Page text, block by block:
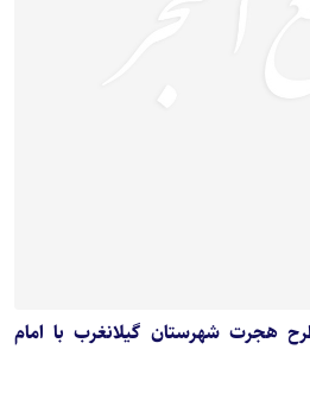
هجرت شهرستان گیلانغرب با امام